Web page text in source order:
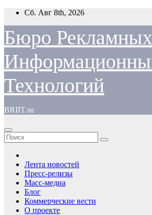
Перейти
содержимому
Сб. Авг 8th, 2026
Бюро
Технологий
BRIIT.su
Лента новостей
Пресс-релизы
Масс-медиа
Блог
Коммерческие вести
О проекте